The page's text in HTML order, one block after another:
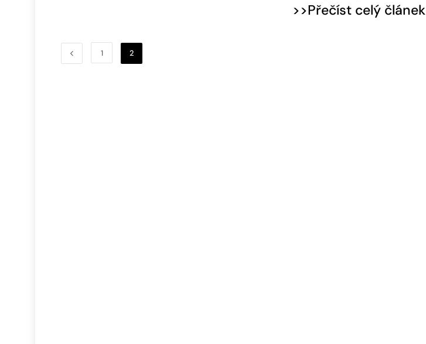
>>Přečíst celý článek
1 2